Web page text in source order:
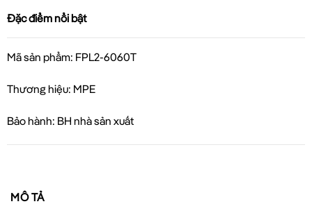
Đặc điểm nổi bật
Mã sản phẩm: FPL2-6060T
Thương hiệu: MPE
Bảo hành: BH nhà sản xuất
MÔ TẢ